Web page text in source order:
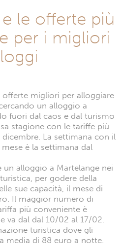
le offerte più
per i migliori
migliori per alloggiare
un alloggio a
fuori dal caos e dal turismo
stagione con le tariffe più
La settimana con il
è la settimana dal
un alloggio a Martelange nei
per godere della
sue capacità, il mese di
Il maggior numero di
più conveniente è
va dal dal 10/02 al 17/02.
turistica dove gli
media di 88 euro a notte.